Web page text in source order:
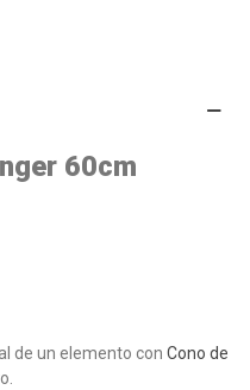
60cm
de un elemento con Cono de